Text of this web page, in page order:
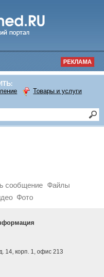
РЕКЛАМА
Товары и услуги
сообщение Файлы
Фото
14, корп. 1, офис 213